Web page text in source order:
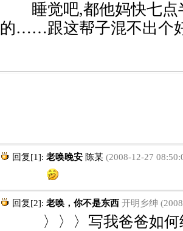
睡觉吧,都他妈快七
的……跟这帮子混不出个
回复[1]: 老唤晚安 陈某(2008-12-27
回复[2]: 老唤，你不是东西 开明乡绅
〉〉〉写我爸爸如何